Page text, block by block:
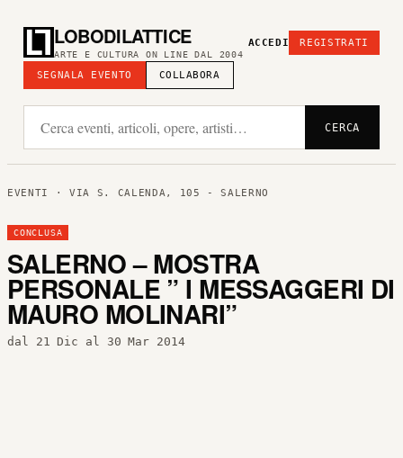
LOBODILATTICE
ARTE E CULTURA ON LINE DAL 2004
SEGNALA EVENTO COLLABORA
ACCEDI REGISTRATI
CERCA
EVENTI · VIA S. CALENDA, 105 - SALERNO
CONCLUSA
SALERNO – MOSTRA
PERSONALE ” I MESSAGGERI DI
MAURO MOLINARI”
dal 21 Dic al 30 Mar 2014